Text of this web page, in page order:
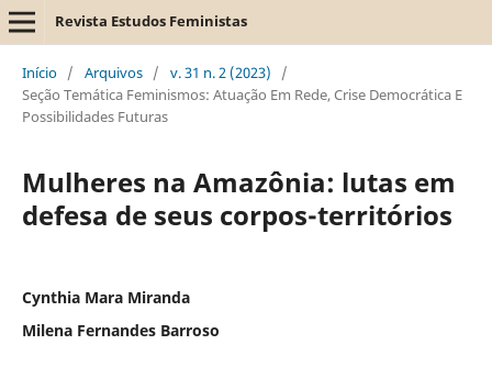
Revista Estudos Feministas
Início / Arquivos / v. 31 n. 2 (2023)
/
Seção Temática Feminismos: Atuação Em Rede, Crise Democrática E
Possibilidades Futuras
Mulheres na Amazônia: lutas em
defesa de seus corpos-territórios
Cynthia Mara Miranda
Milena Fernandes Barroso